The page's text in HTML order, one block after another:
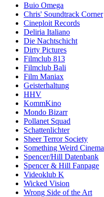
Buio Omega
Chris' Soundtrack Corner
Cineploit Records
Deliria Italiano
Die Nachtschicht
Dirty Pictures
Filmclub 813
Filmclub Bali
Film Maniax
Geisterhaltung
HHV
KommKino
Mondo Bizarr
Pollanet Squad
Schattenlichter
Sheer Terror Society
Something Weird Cinema
Spencer/Hill Datenbank
Spencer & Hill Fanpage
Videoklub K
Wicked Vision
Wrong Side of the Art